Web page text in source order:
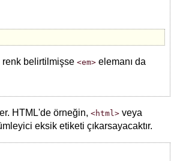
renk belirtilmişse <em> elemanı da
HTML'de örneğin, <html> veya
eksik etiketi çıkarsayacaktır.